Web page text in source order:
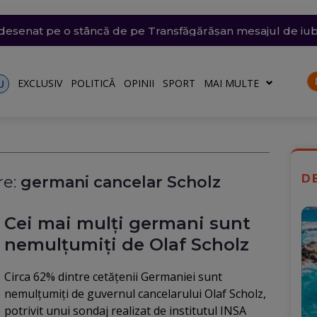
acoperișuri smulse și mașini avariate în mai
viitoare. Accesul se va face în etape. Iată ce
pe o stâncă de pe Transfăgărășan mesajul de
pe care abia o pornise acum câteva zile
extreme: 39 de grade la umbră, vijelii de 90 km/h și
EXCLUSIV POLITICĂ OPINII SPORT MAI MULTE
germani cancelar Scholz
Cei mai mulți germani sunt
nemulțumiți de Olaf Scholz
Circa 62% dintre cetăţenii Germaniei sunt
nemulţumiţi de guvernul cancelarului Olaf Scholz,
potrivit unui sondaj realizat de institutul INSA